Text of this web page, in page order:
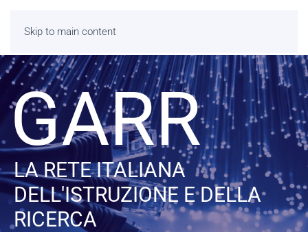
Skip to main content
GARR
LA RETE ITALIANA
DELL'ISTRUZIONE E DELLA
RICERCA